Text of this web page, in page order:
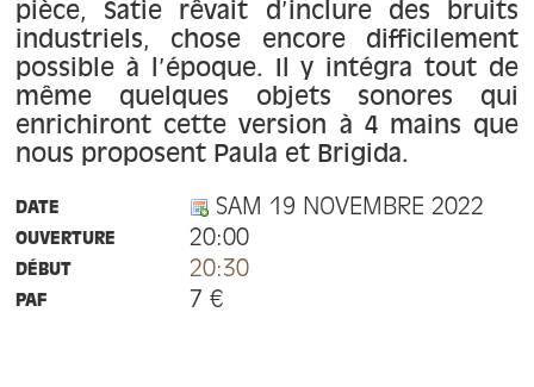
pièce, Satie rêvait d’inclure des bruits
industriels, chose encore difficilement
possible à l’époque. Il y intégra tout de
même quelques objets sonores qui
enrichiront cette version à 4 mains que
nous proposent Paula et Brigida.
DATE SAM 19 NOVEMBRE 2022
OUVERTURE 20:00
DÉBUT 20:30
PAF 7 €